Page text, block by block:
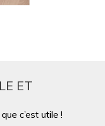
ET
c’est utile !